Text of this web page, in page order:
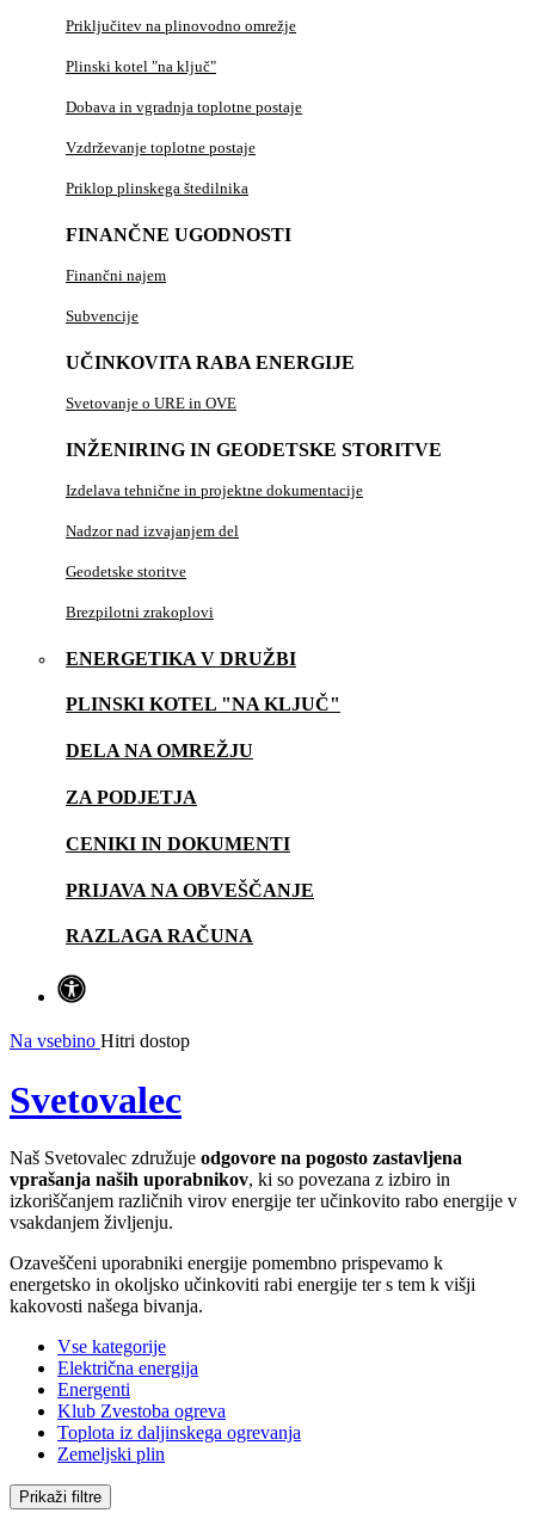
Priključitev na plinovodno omrežje
Plinski kotel "na ključ"
Dobava in vgradnja toplotne postaje
Vzdrževanje toplotne postaje
Priklop plinskega štedilnika
FINANČNE UGODNOSTI
Finančni najem
Subvencije
UČINKOVITA RABA ENERGIJE
Svetovanje o URE in OVE
INŽENIRING IN GEODETSKE STORITVE
Izdelava tehnične in projektne dokumentacije
Nadzor nad izvajanjem del
Geodetske storitve
Brezpilotni zrakoplovi
ENERGETIKA V DRUŽBI
PLINSKI KOTEL "NA KLJUČ"
DELA NA OMREŽJU
ZA PODJETJA
CENIKI IN DOKUMENTI
PRIJAVA NA OBVEŠČANJE
RAZLAGA RAČUNA
Na vsebino Hitri dostop
Svetovalec
Naš Svetovalec združuje odgovore na pogosto zastavljena
vprašanja naših uporabnikov, ki so povezana z izbiro in
izkoriščanjem različnih virov energije ter učinkovito rabo energije v
vsakdanjem življenju.
Ozaveščeni uporabniki energije pomembno prispevamo k
energetsko in okoljsko učinkoviti rabi energije ter s tem k višji
kakovosti našega bivanja.
Vse kategorije
Električna energija
Energenti
Klub Zvestoba ogreva
Toplota iz daljinskega ogrevanja
Zemeljski plin
Prikaži filtre